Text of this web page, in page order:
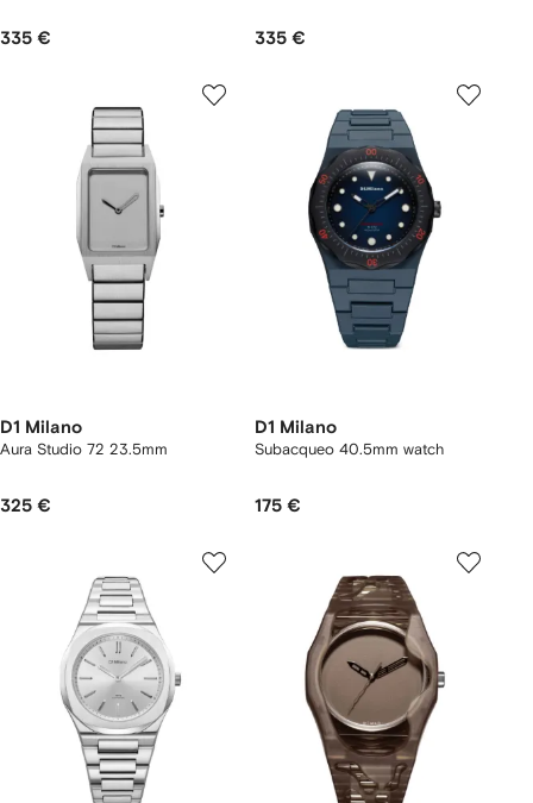
335 € 335 €
D1 Milano
Aura Studio 72 23.5mm
325 €
D1 Milano
Subacqueo 40.5mm watch
175 €